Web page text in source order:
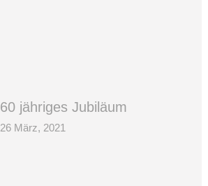
60 jähriges Jubiläum
26 März, 2021